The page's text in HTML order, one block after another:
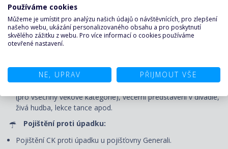
Nápoje pouze v bufetové restauraci: voda, káva, čaj u snídaně
a u svačiny v odpoledních hodinách, u oběda a večeře voda.
Zábava na palubě:
plážových osušek, účast na všech akcích pořádaných na
(pro všechny věkové kategorie), večerní představení v divadle,
živá hudba, lekce tance apod.
Pojištění proti úpadku:
Pojištění CK proti úpadku u pojišťovny Generali.
Používáme cookies
Můžeme je umístit pro analýzu našich údajů o návštěvnících, pro zlepšení
našeho webu, ukázání personalizovaného obsahu a pro poskytnutí
skvělého zážitku z webu. Pro více informací o cookies používáme
otevřené nastavení.
NE, UPRAV PŘIJMOUT VŠE